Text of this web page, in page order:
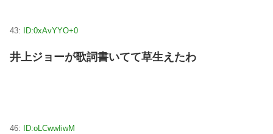
43: ID:0xAvYYO+0
井上ジョーが歌詞書いてて草生えたわ
46: ID:oLCwwIiwM